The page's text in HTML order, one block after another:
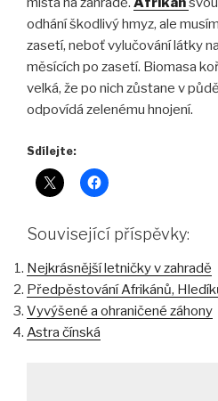
odhání škodlivý hmyz, ale
zasetí, neboť vylučování látky
měsících po zasetí. Biomasa
velká, že po nich zůstane v
odpovídá zelenému hnojení.
Sdílejte:
Související příspěvky:
Nejkrásnější letničky v zahradě
Předpěstování Afrikánů,
Vyvýšené a ohraničené záhony
Astra čínská